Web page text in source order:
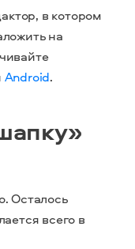
в котором
на
Android.
Осталось
всего в